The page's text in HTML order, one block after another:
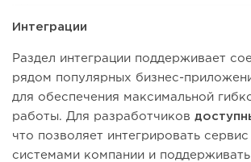
Интеграции
Раздел интеграции поддерживает
рядом популярных бизнес-
для обеспечения максимальной
работы. Для разработчиков
что позволяет интегрировать
системами компании и поддерживать